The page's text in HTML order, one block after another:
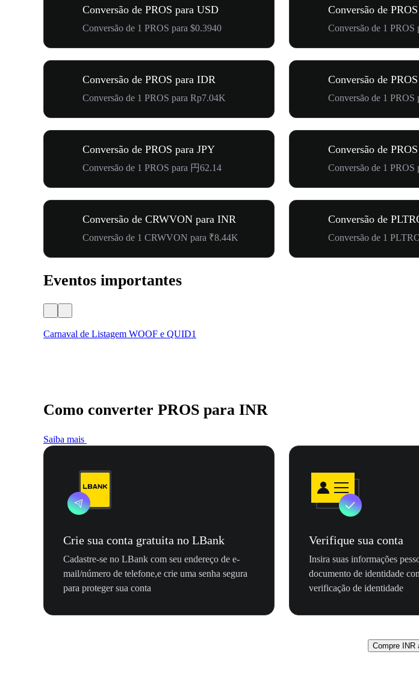
Conversão de PROS para USD
Conversão de 1 PROS para $0.3940
Conversão de
Conversão de 1 PROS
Conversão de PROS para IDR
Conversão de 1 PROS para Rp7.04K
Conversão de
Conversão de 1 PROS
Conversão de PROS para JPY
Conversão de 1 PROS para 円62.14
Conversão de
Conversão de 1 PROS
Conversão de CRWVON para INR
Conversão de 1 CRWVON para ₹8.44K
Conversão de
Conversão de 1
Eventos importantes
Carnaval de Listagem WOOF e QUID1
Como converter PROS para INR
Saiba mais
Crie sua conta gratuita no LBank
Cadastre-se no LBank com seu endereço de e-
mail/número de telefone,e crie uma senha segura
para proteger sua conta
Verifique sua conta
Insira suas informações
documento de identidade
verificação de identidade
Compre INR